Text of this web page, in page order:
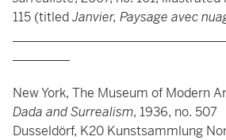
115 (titledJanvier, Paysage avec
New York, The Museum of Modern
Dada and Surrealism, 1936, no. 507
Dusseldörf, K20 Kunstsammlung